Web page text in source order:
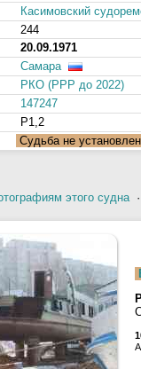
Касимовский
244
20.09.1971
Самара
РКО (РРР до 2022)
147247
Р1,2
Судьба не
этого судна·